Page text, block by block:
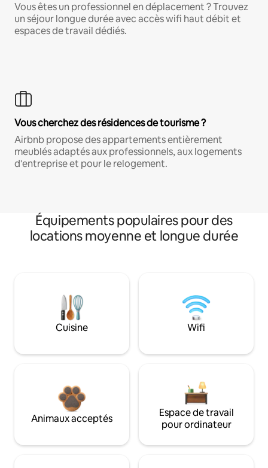
Vous êtes un professionnel en déplacement ? Trouvez
un séjour longue durée avec accès wifi haut débit et
espaces de travail dédiés.
Vous cherchez des résidences de tourisme ?
Airbnb propose des appartements entièrement
meublés adaptés aux professionnels, aux logements
d'entreprise et pour le relogement.
Équipements populaires pour des
locations moyenne et longue durée
Cuisine Wifi
Animaux acceptés
Espace de travail
pour ordinateur